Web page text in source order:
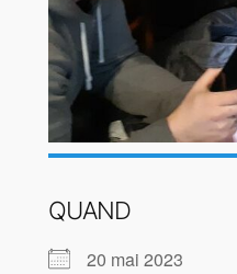
QUAND
20 mai 2023